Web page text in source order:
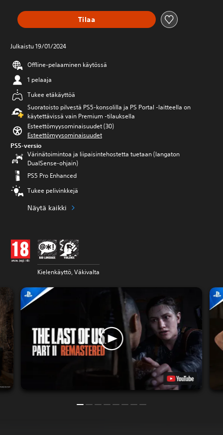
Tilaa
Julkaistu 19/01/2024
Offline-pelaaminen käytössä
1 pelaaja
Tukee etäkäyttöä
Suoratoisto pilvestä PS5-konsolilla ja PS Portal ‑laitteella on
käytettävissä vain Premium ‑tilauksella
Esteettömyysominaisuudet (30)
Esteettömyysominaisuudet
PS5-versio
Värinätoimintoa ja liipaisintehostetta tuetaan (langaton
DualSense-ohjain)
PS5 Pro Enhanced
Tukee pelivinkkejä
Näytä kaikki
Kielenkäyttö, Väkivalta